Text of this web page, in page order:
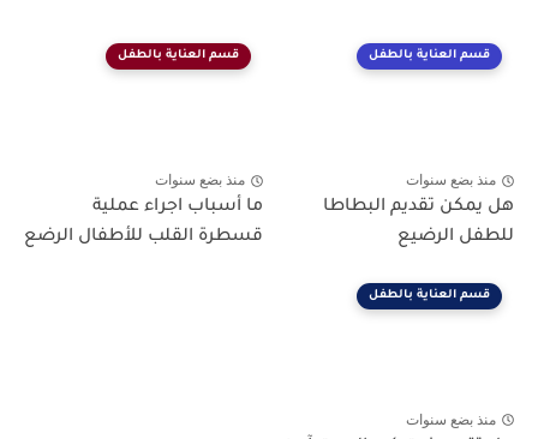
قسم العناية بالطفل
منذ بضع سنوات
هل يمكن تقديم البطاطا
للطفل الرضيع
قسم العناية بالطفل
منذ بضع سنوات
ما أسباب اجراء عملية
قسطرة القلب للأطفال الرضع
قسم العناية بالطفل
منذ بضع سنوات